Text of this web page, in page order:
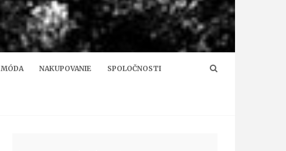
MÓDA NAKUPOVANIE SPOLOČNOSTI